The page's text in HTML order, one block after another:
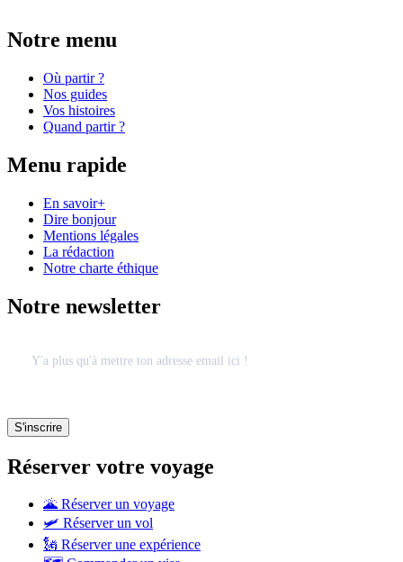
Notre menu
Où partir ?
Nos guides
Vos histoires
Quand partir ?
Menu rapide
En savoir+
Dire bonjour
Mentions légales
La rédaction
Notre charte éthique
Notre newsletter
Réserver votre voyage
🌋 Réserver un voyage
🛩 Réserver un vol
🗽 Réserver une expérience